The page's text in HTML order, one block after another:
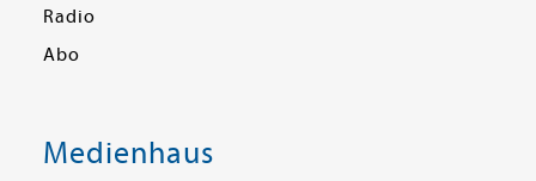
Radio
Abo
Medienhaus